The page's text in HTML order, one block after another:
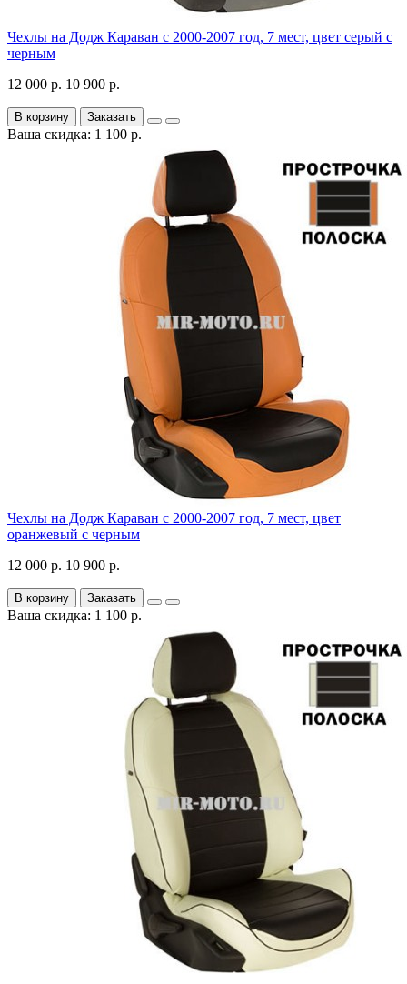
Чехлы на Додж Караван с 2000-2007 год, 7 мест, цвет серый с
черным
12 000 р. 10 900 р.
В корзину Заказать
Ваша скидка: 1 100 р.
Чехлы на Додж Караван с 2000-2007 год, 7 мест, цвет
оранжевый с черным
12 000 р. 10 900 р.
В корзину Заказать
Ваша скидка: 1 100 р.